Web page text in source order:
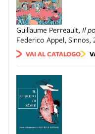
Guillaume Perreault, Il
Federico Appel, Sinnos,
VAI AL CATALOGO